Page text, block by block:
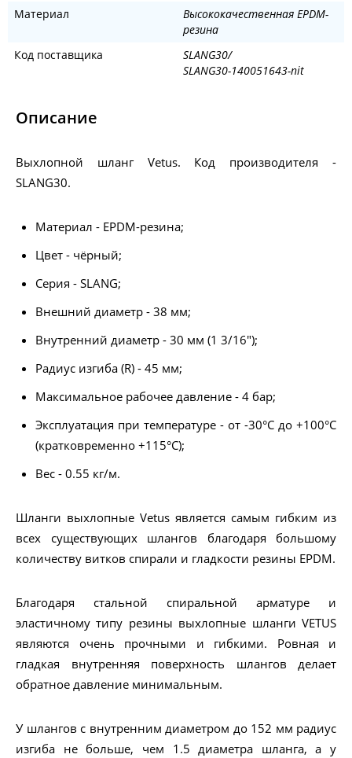
Материал
Высококачественная EPDM-
резина
Код поставщика
SLANG30/
SLANG30-140051643-nit
Описание
Выхлопной шланг Vetus. Код производителя -
SLANG30.
Материал - EPDM-резина;
Цвет - чёрный;
Серия - SLANG;
Внешний диаметр - 38 мм;
Внутренний диаметр - 30 мм (1 3/16");
Радиус изгиба (R) - 45 мм;
Максимальное рабочее давление - 4 бар;
Эксплуатация при температуре - от -30°C до +100°C
(кратковременно +115°C);
Вес - 0.55 кг/м.
Шланги выхлопные Vetus является самым гибким из
всех существующих шлангов благодаря большому
количеству витков спирали и гладкости резины EPDM.
Благодаря стальной спиральной арматуре и
эластичному типу резины выхлопные шланги VETUS
являются очень прочными и гибкими. Ровная и
гладкая внутренняя поверхность шлангов делает
обратное давление минимальным.
У шлангов с внутренним диаметром до 152 мм радиус
изгиба не больше, чем 1.5 диаметра шланга, а у